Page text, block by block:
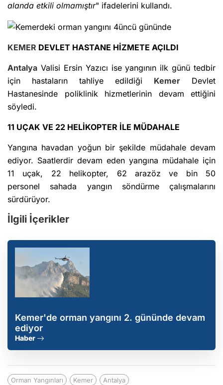
alanda etkili olmamıştır" ifadelerini kullandı.
KEMER DEVLET HASTANE HİZMETE AÇILDI
Antalya Valisi Ersin Yazıcı ise yangının ilk günü tedbir
için hastaların tahliye edildiği Kemer Devlet
Hastanesinde poliklinik hizmetlerinin devam ettiğini
söyledi.
11 UÇAK VE 22 HELİKOPTER İLE MÜDAHALE
Yangına havadan yoğun bir şekilde müdahale devam
ediyor. Saatlerdir devam eden yangına müdahale için
11 uçak, 22 helikopter, 62 arazöz ve bin 50
personel sahada yangın söndürme çalışmalarını
sürdürüyor.
İlgili İçerikler
Kemer'de orman yangını 2. gününde devam
ediyor
Haber
Orman Yangınları Kemer Antalya